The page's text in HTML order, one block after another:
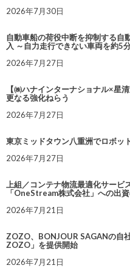
2026年7月30日
自動車船の荷役中断を抑制する自
入 ～自力走行できない車両を約5
2026年7月27日
【㈱ハナインターナショナル×星
更なる強化ねらう
2026年7月27日
東京ミッドタウン八重洲でロボッ
2026年7月27日
上組／コンテナ物流最適化サー
「OneStream株式会社」への出
2026年7月21日
ZOZO、BONJOUR SAGANの自
ZOZO」を提供開始
2026年7月21日